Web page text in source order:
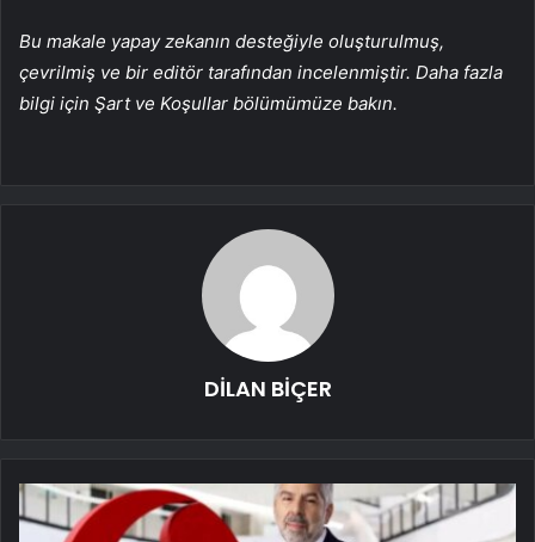
Bu makale yapay zekanın desteğiyle oluşturulmuş,
çevrilmiş ve bir editör tarafından incelenmiştir. Daha fazla
bilgi için Şart ve Koşullar bölümümüze bakın.
DİLAN BİÇER